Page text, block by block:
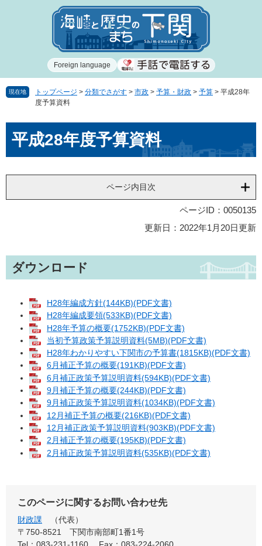
で
ば
Foreign language
現在地 トップページ > 分類でさがす > 市政 > 予算・財政 > 予算 > 平成28年
度予算資料
文平成28年度予算資料
ページ内目次
ページID：0050135
更新日：2022年1月20日更新
ダウンロード
H28年編成方針(144KB)(PDF文書)
H28年編成要領(533KB)(PDF文書)
H28年予算の概要(1752KB)(PDF文書)
当初予算政策予算説明資料(5MB)(PDF文書)
H28年わかりやすい下関市の予算書(1815KB)(PDF文書)
6月補正予算の概要(191KB)(PDF文書)
6月補正政策予算説明資料(594KB)(PDF文書)
9月補正予算の概要(244KB)(PDF文書)
9月補正政策予算説明資料(1034KB)(PDF文書)
12月補正予算の概要(216KB)(PDF文書)
12月補正政策予算説明資料(903KB)(PDF文書)
2月補正予算の概要(195KB)(PDF文書)
2月補正政策予算説明資料(535KB)(PDF文書)
このページに関するお問い合わせ先
財政課
代表
〒750-8521
下関市南部町1番1号